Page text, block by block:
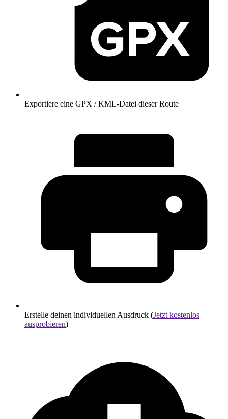
Exportiere eine GPX / KML-Datei dieser Route
Erstelle deinen individuellen Ausdruck (Jetzt kostenlos
ausprobieren)